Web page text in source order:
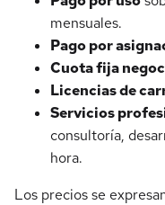
mensuales.
Pago por
Cuota fija
Licencias de
Servicios
consultoría,
hora.
Los precios se